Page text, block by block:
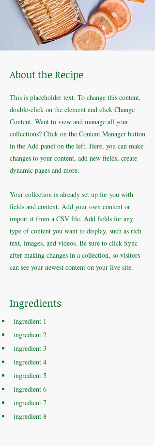
About the Recipe
This is placeholder text. To change this content,
double-click on the element and click Change
Content. Want to view and manage all your
collections? Click on the Content Manager button
in the Add panel on the left. Here, you can make
changes to your content, add new fields, create
dynamic pages and more.
Your collection is already set up for you with
fields and content. Add your own content or
import it from a CSV file. Add fields for any
type of content you want to display, such as rich
text, images, and videos. Be sure to click Sync
after making changes in a collection, so visitors
can see your newest content on your live site.
Ingredients
ingredient 1
ingredient 2
ingredient 3
ingredient 4
ingredient 5
ingredient 6
ingredient 7
ingredient 8